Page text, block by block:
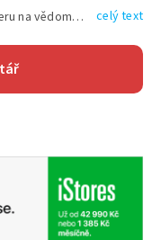
Vyplněním shora uvedených údajů beru na vědomí, že společnost TEXT FACTORY s.r.o., sídlem Brno, Durďákova 336/29, Černá Pole, PSČ: 613 00, IČ: 06157831, zapsané u Krajského soudu v Brně, oddíl C, vložka 100399, bude zpracovávat mé osobní údaje uvedené v rámci mnou vyplněného registračního formuláře na základě oprávněných zájmů TEXT FACTORY s.r.o. dle čl. 6 odst. 1 písm. f) GDPR a pro splnění právních povinností (čl. 6 odst. 1 písm. c) GDPR), a to pro tyto účely: nezbytnost zajistit oprávnění návštěvníka webových stránek provozovaných společností TEXT FACTORY s.r.o. přispívat aktivně ke zveřejněným článkům nebo v rámci diskusních fór a výkon práv TEXT FACTORY s.r.o. jako administrátora těchto diskusních fór. Více informací o zpracování osobních údajů a právech lze nalézt v celý text